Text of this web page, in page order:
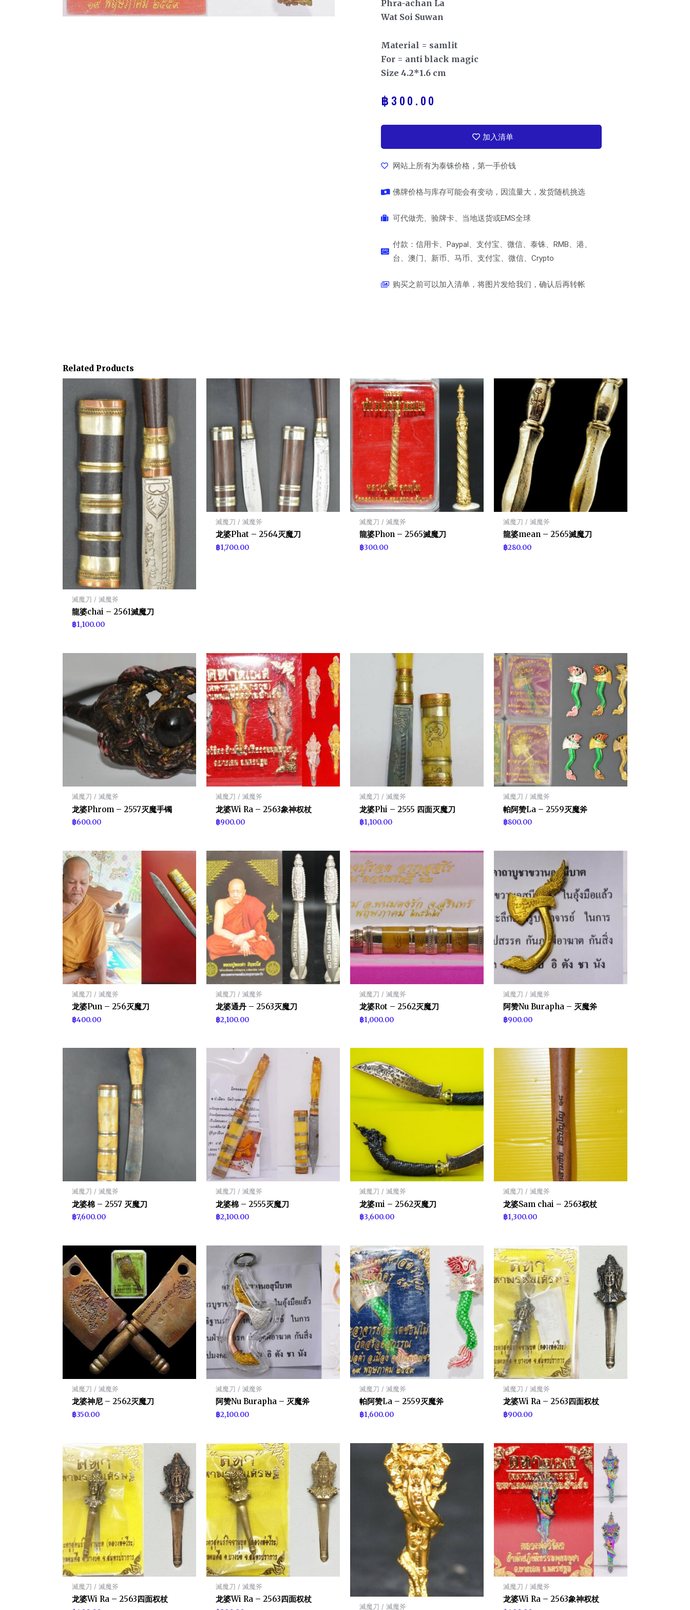
Phra-achan La
Wat Soi Suwan
Material = samlit
For = anti black magic
Size 4.2*1.6 cm
฿ 300.00
加入清单
网站上所有为泰铢价格，第一手价钱
佛牌价格与库存可能会有变动，因流量大，发货随机挑选
可代做壳、验牌卡、当地送货或EMS全球
付款：信用卡、Paypal、支付宝、微信、泰铢、RMB、港、
台、澳门、新币、马币、支付宝、微信、Crypto
购买之前可以加入清单，将图片发给我们，确认后再转帐
Related Products
滅魔刀 / 滅魔斧
龍婆chai – 2561滅魔刀
฿1,100.00
滅魔刀 / 滅魔斧
龙婆Phat – 2564灭魔刀
฿1,700.00
滅魔刀 / 滅魔斧
龍婆Phon – 2565滅魔刀
฿300.00
滅魔刀 / 滅魔斧
龍婆mean – 2565滅魔刀
฿280.00
滅魔刀 / 滅魔斧
龙婆Phrom – 2557灭魔手镯
฿600.00
滅魔刀 / 滅魔斧
龙婆Wi Ra – 2563象神权杖
฿900.00
滅魔刀 / 滅魔斧
龙婆Phi – 2555 四面灭魔刀
฿1,100.00
滅魔刀 / 滅魔斧
帕阿赞La – 2559灭魔斧
฿800.00
滅魔刀 / 滅魔斧
龙婆Pun – 256灭魔刀
฿400.00
滅魔刀 / 滅魔斧
龙婆通丹 – 2563灭魔刀
฿2,100.00
滅魔刀 / 滅魔斧
龙婆Rot – 2562灭魔刀
฿1,000.00
滅魔刀 / 滅魔斧
阿赞Nu Burapha – 灭魔斧
฿900.00
滅魔刀 / 滅魔斧
龙婆棉 – 2557 灭魔刀
฿7,600.00
滅魔刀 / 滅魔斧
龙婆棉 – 2555灭魔刀
฿2,100.00
滅魔刀 / 滅魔斧
龙婆mi – 2562灭魔刀
฿3,600.00
滅魔刀 / 滅魔斧
龙婆Sam chai – 2563权杖
฿1,300.00
滅魔刀 / 滅魔斧
龙婆神尼 – 2562灭魔刀
฿350.00
滅魔刀 / 滅魔斧
阿赞Nu Burapha – 灭魔斧
฿2,100.00
滅魔刀 / 滅魔斧
帕阿赞La – 2559灭魔斧
฿1,600.00
滅魔刀 / 滅魔斧
龙婆Wi Ra – 2563四面权杖
฿900.00
滅魔刀 / 滅魔斧
龙婆Wi Ra – 2563四面权杖
滅魔刀 / 滅魔斧
龙婆Wi Ra – 2563四面权杖
滅魔刀 / 滅魔斧
滅魔刀 / 滅魔斧
龙婆Wi Ra – 2563象神权杖